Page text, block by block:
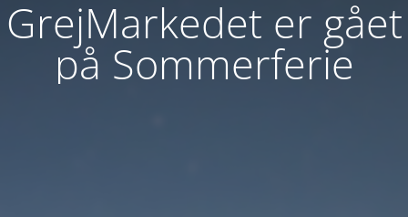
GrejMarkedet er gået
på Sommerferie